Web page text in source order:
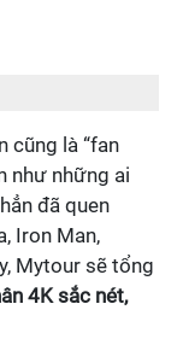
cũng là “fan
như những ai
đã quen
Iron Man,
Mytour sẽ tổng
4K sắc nét,